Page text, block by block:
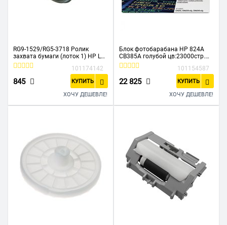
RG9-1529/RG5-3718 Ролик
захвата бумаги (лоток 1) HP LJ
4600/4650/5500/5550 (O)
101174142
845 КУПИТЬ
ХОЧУ ДЕШЕВЛЕ!
Блок фотобарабана HP 824A
CB385A голубой цв:23000стр.
для CLJ CM6030/6040/6015 HP
101154587
22 825 КУПИТЬ
ХОЧУ ДЕШЕВЛЕ!